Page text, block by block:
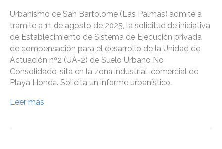
Urbanismo de San Bartolomé (Las Palmas) admite a
trámite a 11 de agosto de 2025, la solicitud de iniciativa
de Establecimiento de Sistema de Ejecución privada
de compensación para el desarrollo de la Unidad de
Actuación nº2 (UA-2) de Suelo Urbano No
Consolidado, sita en la zona industrial-comercial de
Playa Honda. Solicita un informe urbanístico…
Leer más